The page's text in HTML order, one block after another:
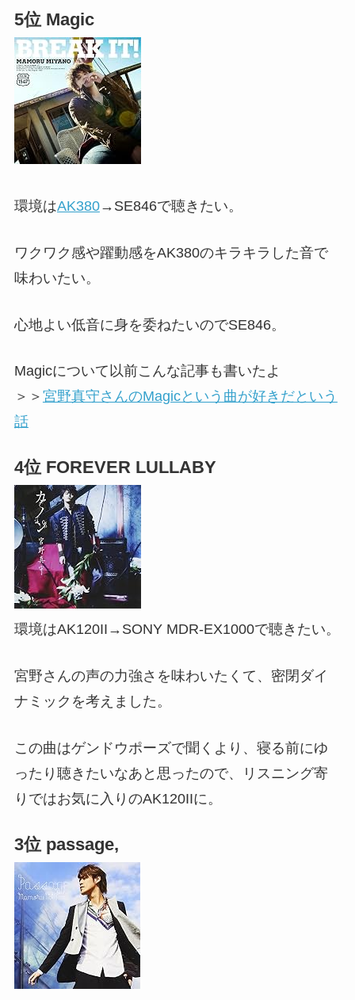
5位 Magic
環境はAK380→SE846で聴きたい。
ワクワク感や躍動感をAK380のキラキラした音で
味わいたい。
心地よい低音に身を委ねたいのでSE846。
Magicについて以前こんな記事も書いたよ
＞＞ 宮野真守さんのMagicという曲が好きだという
話
4位 FOREVER LULLABY
環境はAK120II→SONY MDR-EX1000で聴きたい。
宮野さんの声の力強さを味わいたくて、密閉ダイ
ナミックを考えました。
この曲はゲンドウポーズで聞くより、寝る前にゆ
ったり聴きたいなあと思ったので、リスニング寄
りではお気に入りのAK120IIに。
3位 passage,